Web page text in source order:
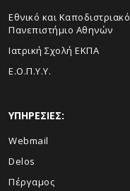
Εθνικό και Καποδιστριακό
Πανεπιστήμιο Αθηνών
Ιατρική Σχολή ΕΚΠΑ
Ε.Ο.Π.Υ.Υ.
ΥΠΗΡΕΣΙΕΣ:
Webmail
Delos
Πέργαμος